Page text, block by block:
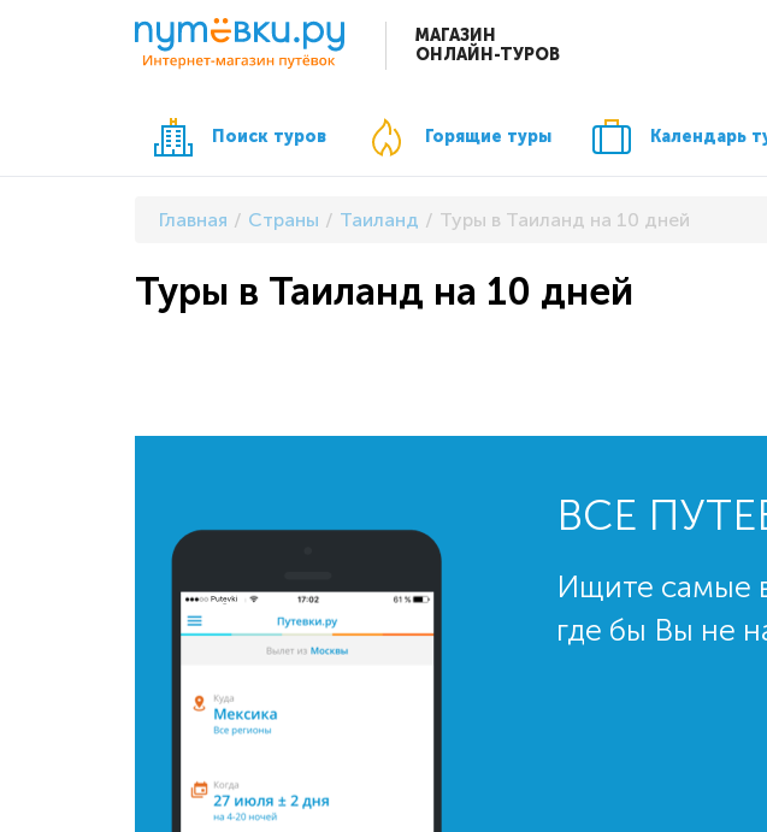
МАГАЗИН
ОНЛАЙН-ТУРОВ
Поиск туров Горящие туры Календарь
Главная Страны Таиланд Туры в Таиланд на 10 дней
Туры в Таиланд на 10 дней
ВСЕ
Ищите самые
где бы Вы не